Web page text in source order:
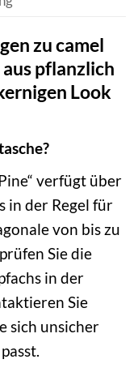
zu camel
pflanzlich
Look
verfügt über
in der Regel für
von bis zu
Sie die
in der
Sie
sich unsicher